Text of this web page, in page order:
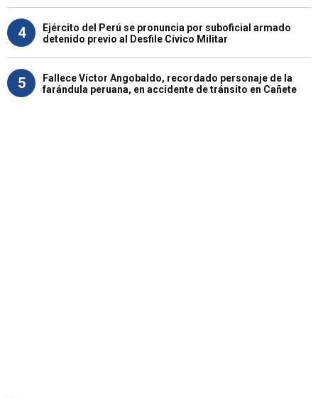
4
Ejército del Perú se pronuncia por suboficial armado
detenido previo al Desfile Cívico Militar
5
Fallece Víctor Angobaldo, recordado personaje de la
farándula peruana, en accidente de tránsito en Cañete